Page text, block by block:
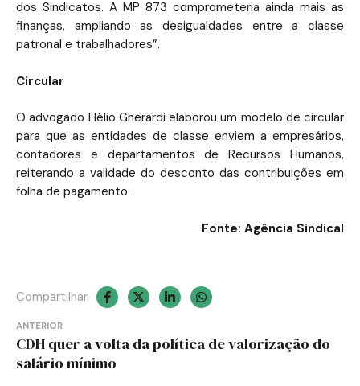
dos Sindicatos. A MP 873 comprometeria ainda mais as
finanças, ampliando as desigualdades entre a classe
patronal e trabalhadores”.
Circular
O advogado Hélio Gherardi elaborou um modelo de circular
para que as entidades de classe enviem a empresários,
contadores e departamentos de Recursos Humanos,
reiterando a validade do desconto das contribuições em
folha de pagamento.
Fonte: Agência Sindical
Compartilhar
Navegação
de
ANTERIOR
CDH quer a volta da política de valorização do
salário mínimo